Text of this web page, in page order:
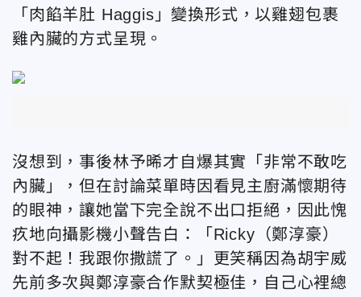
「肉餡羊肚 Haggis」變換形式，以雞翅包裹
雞內臟的方式呈現。
沒想到，事後林予晞才自爆其實「非常不敢吃
內臟」，但在討論菜單時因看見主廚滿懷期待
的眼神，讓她當下完全說不出口拒絕，因此愧
疚地向攝影機小聲告白：「Ricky（鄭淳豪）
對不起！我跟你撒謊了。」更笑稱因為胡宇威
先前多次與鄭淳豪合作默契極佳，自己心裡總